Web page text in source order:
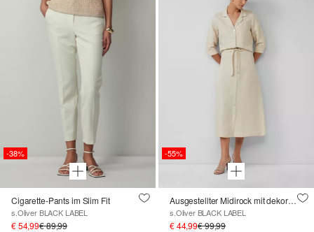
-38%
Cigarette-Pants im Slim Fit
s.Oliver BLACK LABEL
€ 54,99€ 89,99
-55%
Ausgestellter Midirock mit dekorativer Knopfleiste und gemustertem Gürtel
s.Oliver BLACK LABEL
€ 44,99€ 99,99